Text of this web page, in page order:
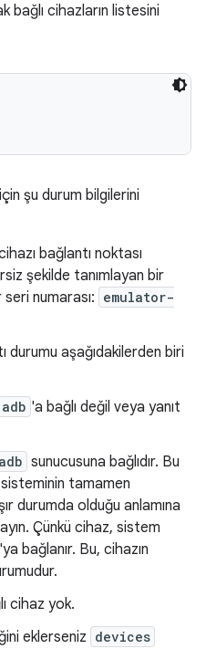
bağlı cihazların listesini
şu durum bilgilerini
bağlantı noktası
şekilde tanımlayan bir
numarası: emulator-
durumu aşağıdakilerden biri
adb 'a bağlı değil veya yanıt
adb sunucusuna bağlıdır. Bu
tamamen
durumda olduğu anlamına
Çünkü cihaz, sistem
'ya bağlanır. Bu, cihazın
cihaz yok.
eklerseniz devices